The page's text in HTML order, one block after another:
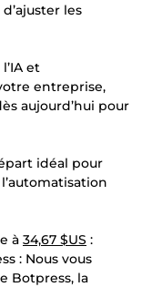
les
et
entreprise,
aujourd’hui pour
idéal pour
à 34,67 $US :
: Nous vous
Botpress, la